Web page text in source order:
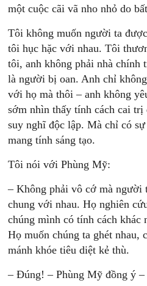
một cuộc cãi vã nho nhỏ do
Tôi không muốn người ta
tôi hục hặc với nhau. Tôi
tôi, anh không phải nhà chính
là người bị oan. Anh chỉ
với họ mà thôi – anh không
sớm nhìn thấy tính cách cai
suy nghĩ độc lập. Mà chỉ có
mang tính sáng tạo.
Tôi nói với Phùng Mỹ:
– Không phải vô cớ mà người
chung với nhau. Họ nghiên
chúng mình có tính cách khác
Họ muốn chúng ta ghét nhau,
mánh khóe tiêu diệt kẻ thù.
– Ðúng! – Phùng Mỹ đồng ý